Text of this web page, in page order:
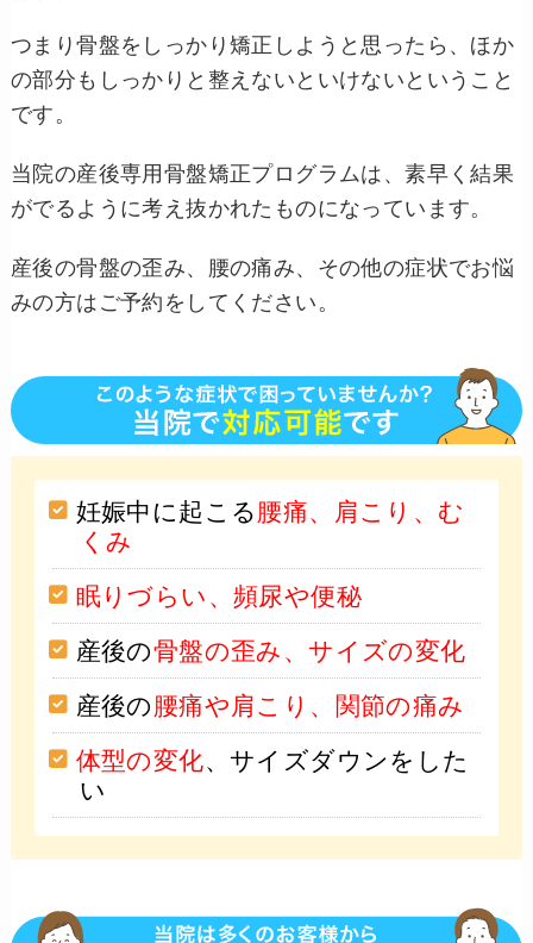
つまり骨盤をしっかり矯正しようと思ったら、ほか
の部分もしっかりと整えないといけないということ
です。
当院の産後専用骨盤矯正プログラムは、素早く結果
がでるように考え抜かれたものになっています。
産後の骨盤の歪み、腰の痛み、その他の症状でお悩
みの方はご予約をしてください。
妊娠中に起こる 腰痛、肩こり、む
くみ
眠りづらい、頻尿や便秘
産後の骨盤の歪み、サイズの変化
産後の 腰痛や肩こり、関節の痛み
体型の変化、サイズダウンをした
い